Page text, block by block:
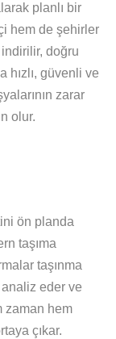
planlı bir
hem de şehirler
indirilir, doğru
hızlı, güvenli ve
zarar
olur.
ön planda
taşıma
taşınma
eder ve
zaman hem
çıkar.